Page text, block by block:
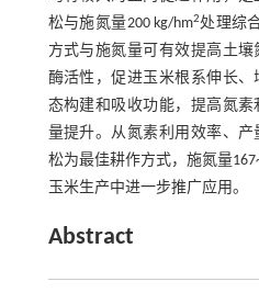
松与施氮量200 kg/hm2处理综
方式与施氮量可有效提高土
酶活性，促进玉米根系伸长
态构建和吸收功能，提高氮
量提升。从氮素利用效率、
松为最佳耕作方式，施氮量
玉米生产中进一步推广应用。
Abstract